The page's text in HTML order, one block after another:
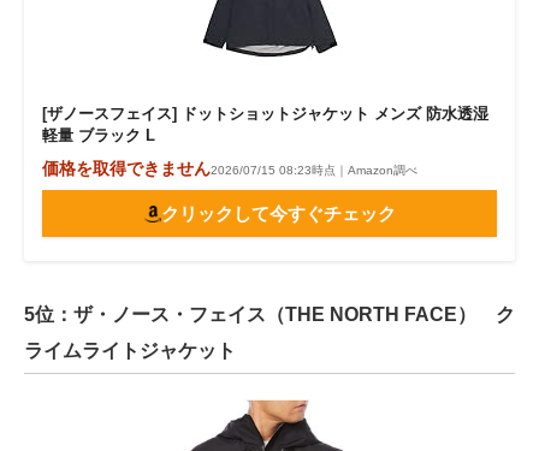
[ザノースフェイス] ドットショットジャケット メンズ 防水透湿
軽量 ブラック L
価格を取得できません2026/07/15 08:23時点｜Amazon調べ
クリックして今すぐチェック
5位：ザ・ノース・フェイス（THE NORTH FACE） ク
ライムライトジャケット